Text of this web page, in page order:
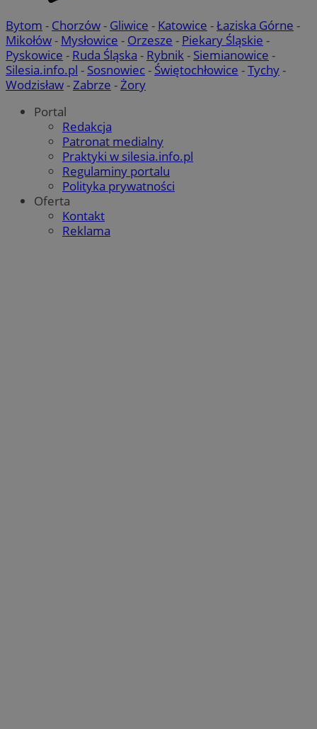
Bytom - Chorzów- Gliwice - Katowice -Łaziska Górne -
Mikołów- Mysłowice - Orzesze - Piekary Śląskie -
Pyskowice - Ruda Śląska - Rybnik- Siemianowice -
Silesia.info.pl - Sosnowiec- Świętochłowice -Tychy-
Wodzisław-Zabrze -Żory
Portal
Redakcja
Patronat medialny
Praktyki w silesia.info.pl
Regulaminy portalu
Polityka prywatności
Oferta
Kontakt
Reklama